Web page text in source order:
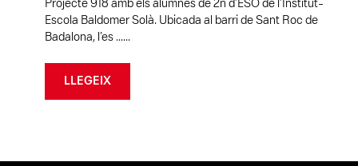
Projecte 918 amb els alumnes de 2n d’ESO de l’Institut-
Escola Baldomer Solà. Ubicada al barri de Sant Roc de
Badalona, l’es ......
LLEGEIX